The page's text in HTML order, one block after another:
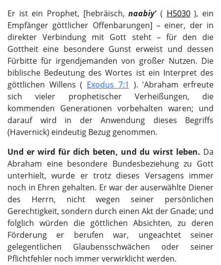
Er ist ein Prophet, [hebräisch,naabiy'( H5030), ein
Empfänger göttlicher Offenbarungen] – einer, der in
direkter Verbindung mit Gott steht – für den die
Gottheit eine besondere Gunst erweist und dessen
Fürbitte für irgendjemanden von großer Nutzen. Die
biblische Bedeutung des Wortes ist ein Interpret des
göttlichen Willens ( Exodus 7:1 ). 'Abraham erfreute
sich vieler prophetischer Verheißungen, die
kommenden Generationen vorbehalten waren; und
darauf wird in der Anwendung dieses Begriffs
(Havernick) eindeutig Bezug genommen.
Und er wird für dich beten, und du wirst leben. Da
Abraham eine besondere Bundesbeziehung zu Gott
unterhielt, wurde er trotz dieses Versagens immer
noch in Ehren gehalten. Er war der auserwählte Diener
des Herrn, nicht wegen seiner persönlichen
Gerechtigkeit, sondern durch einen Akt der Gnade; und
folglich würden die göttlichen Absichten, zu deren
Förderung er berufen war, ungeachtet seiner
gelegentlichen Glaubensschwächen oder seiner
Pflichtfehler noch immer verwirklicht werden.